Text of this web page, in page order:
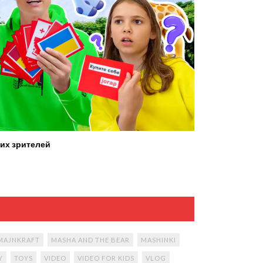
зрителей
MASHA AND THE BEAR MASHINKI
TOYS VIDEO VIDEO FOR KIDS VLOG